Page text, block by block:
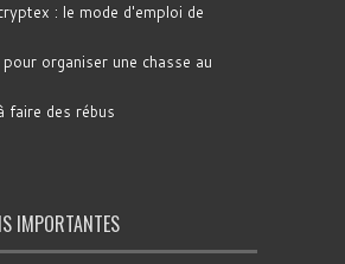
: le mode d'emploi de
pour organiser une chasse au
faire des rébus
IMPORTANTES